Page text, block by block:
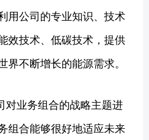
用公司的专业知识、技术
效技术、低碳技术，提供
不断增长的能源需求。
对业务组合的战略主题进
组合能够很好地适应未来